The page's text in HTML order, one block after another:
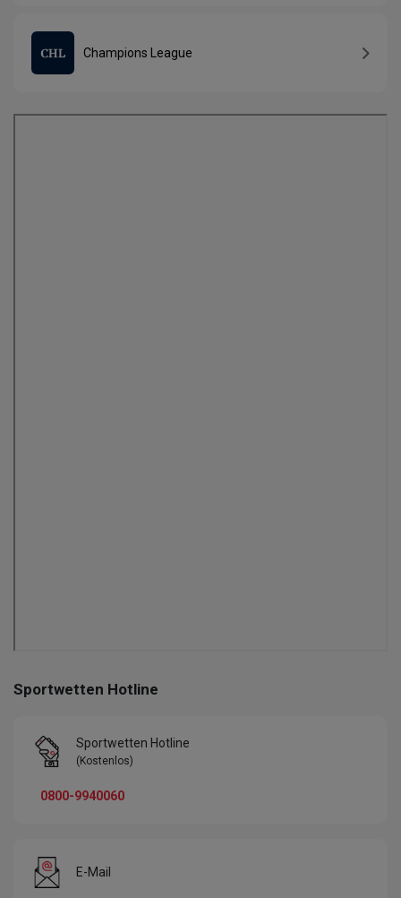
Champions League
Sportwetten Hotline
Sportwetten Hotline
(Kostenlos)
0800-9940060
E-Mail